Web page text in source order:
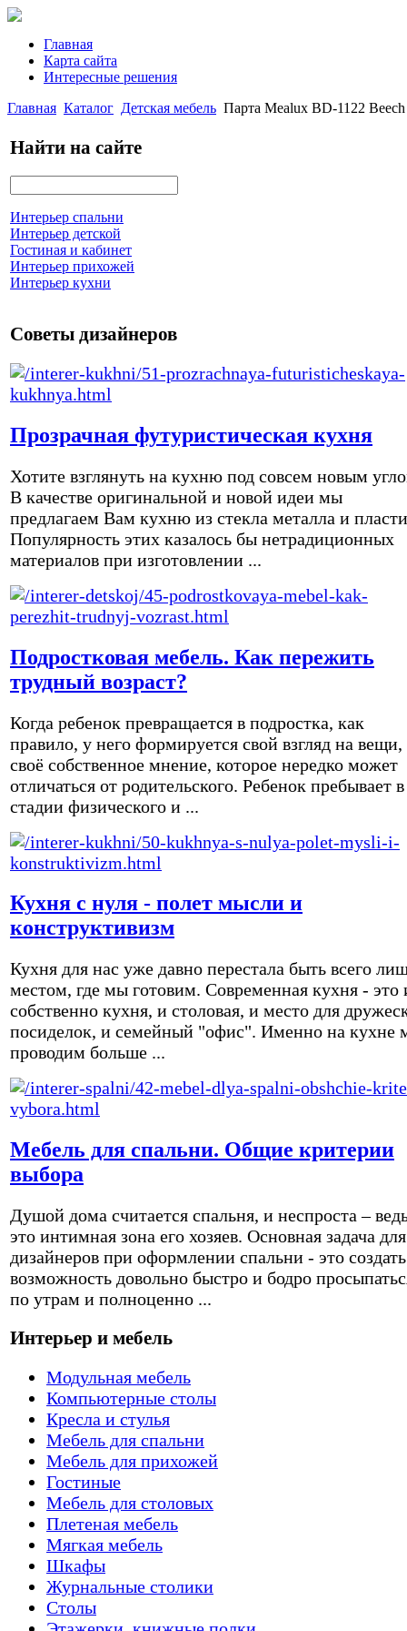
Главная
Карта сайта
Интересные решения
Главная Каталог Детская мебель Парта Mealux BD-1122
Найти на сайте
Интерьер спальни
Интерьер детской
Гостиная и кабинет
Интерьер прихожей
Интерьер кухни
Советы дизайнеров
Прозрачная футуристическая кухня
Хотите взглянуть на кухню под совсем новым
В качестве оригинальной и новой идеи мы
предлагаем Вам кухню из стекла металла и
Популярность этих казалось бы нетрадиционных
материалов при изготовлении ...
Подростковая мебель. Как пережить
трудный возраст?
Когда ребенок превращается в подростка, как
правило, у него формируется свой взгляд на вещи,
своё собственное мнение, которое нередко может
отличаться от родительского. Ребенок пребывает в
стадии физического и ...
Кухня с нуля - полет мысли и
конструктивизм
Кухня для нас уже давно перестала быть всего
местом, где мы готовим. Современная кухня - это
собственно кухня, и столовая, и место для
посиделок, и семейный "офис". Именно на кухне
проводим больше ...
Мебель для спальни. Общие критерии
выбора
Душой дома считается спальня, и неспроста –
это интимная зона его хозяев. Основная задача для
дизайнеров при оформлении спальни - это создать
возможность довольно быстро и бодро
по утрам и полноценно ...
Интерьер и мебель
Модульная мебель
Компьютерные столы
Кресла и стулья
Мебель для спальни
Мебель для прихожей
Гостиные
Мебель для столовых
Плетеная мебель
Мягкая мебель
Шкафы
Журнальные столики
Столы